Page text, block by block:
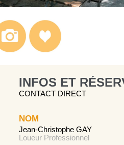
INFOS ET
CONTACT DIRECT
NOM
Jean-Christophe GAY
Loueur Professionnel